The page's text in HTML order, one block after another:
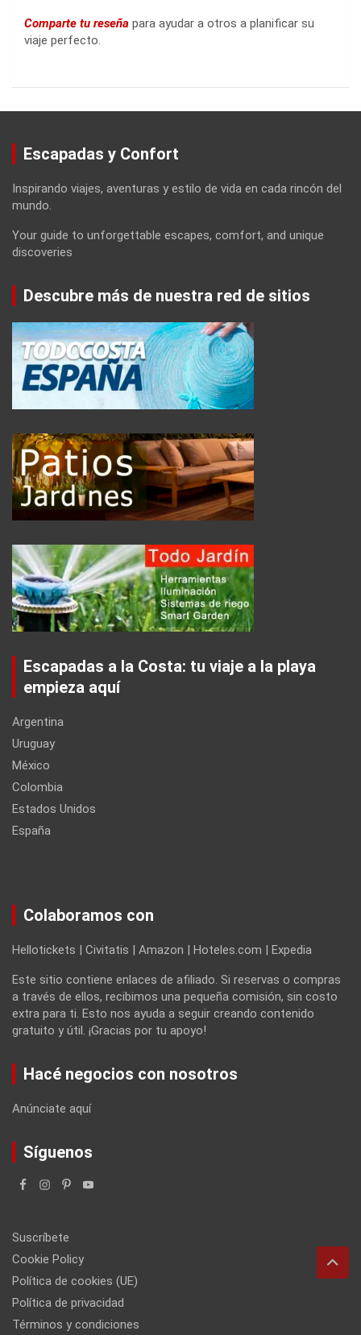
Comparte tu reseña para ayudar a otros a planificar su
viaje perfecto.
Escapadas y Confort
Inspirando viajes, aventuras y estilo de vida en cada rincón del
mundo.
Your guide to unforgettable escapes, comfort, and unique
discoveries
Descubre más de nuestra red de sitios
Escapadas a la Costa: tu viaje a la playa
empieza aquí
Argentina
Uruguay
México
Colombia
Estados Unidos
España
Colaboramos con
Hellotickets | Civitatis | Amazon | Hoteles.com | Expedia
Este sitio contiene enlaces de afiliado. Si reservas o compras
a través de ellos, recibimos una pequeña comisión, sin costo
extra para ti. Esto nos ayuda a seguir creando contenido
gratuito y útil. ¡Gracias por tu apoyo!
Hacé negocios con nosotros
Anúnciate aquí
Síguenos
Suscríbete
Cookie Policy
Política de cookies (UE)
Política de privacidad
Términos y condiciones